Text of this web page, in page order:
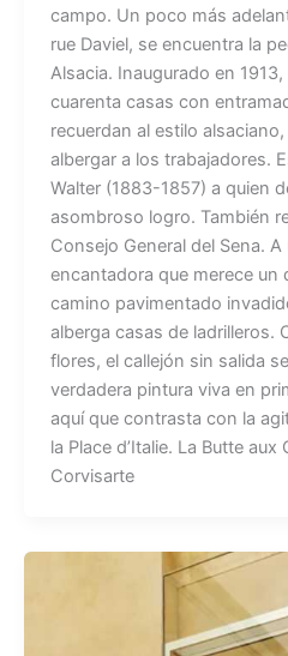
campo. Un poco más
rue Daviel, se encuentra la
Alsacia. Inaugurado en
cuarenta casas con
recuerdan al estilo
albergar a los trabajadores.
Walter (1883-1857) a quien
asombroso logro. También
Consejo General del Sena.
encantadora que merece un
camino pavimentado
alberga casas de ladrilleros.
flores, el callejón sin salida
verdadera pintura viva en
aquí que contrasta con la
la Place d’Italie. La Butte aux
Corvisarte